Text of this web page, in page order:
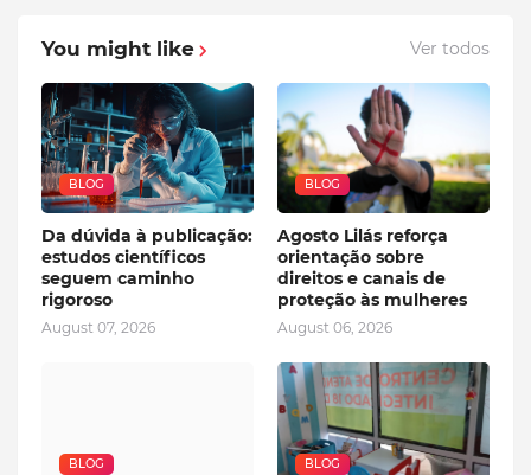
You might like Ver todos
BLOG
Da dúvida à publicação:
estudos científicos
seguem caminho
rigoroso
August 07, 2026
BLOG
Agosto Lilás reforça
orientação sobre
direitos e canais de
proteção às mulheres
August 06, 2026
BLOG BLOG